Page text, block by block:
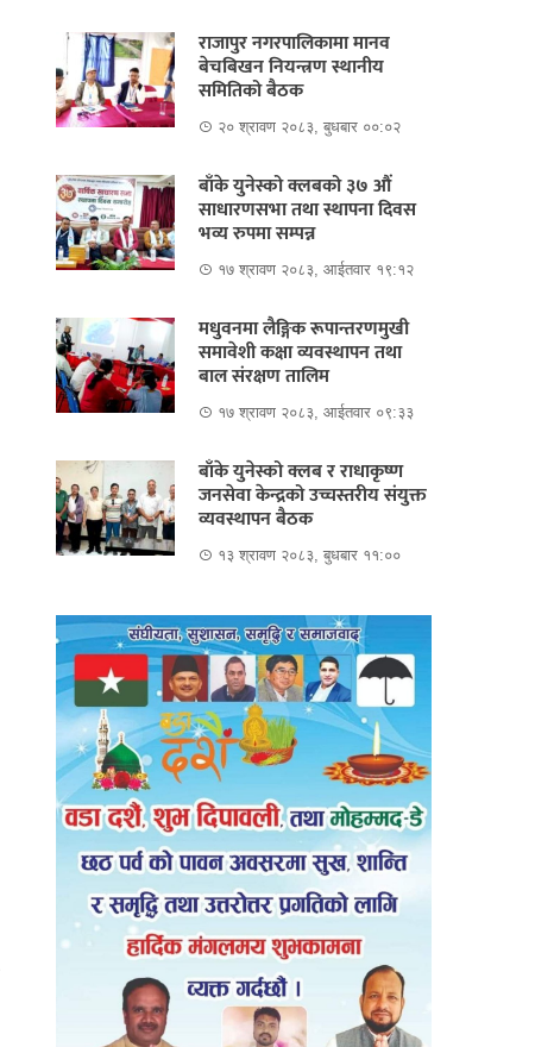
राजापुर नगरपालिकामा मानव
बेचबिखन नियन्त्रण स्थानीय
समितिको बैठक
२० श्रावण २०८३, बुधबार ००:०२
बाँके युनेस्को क्लबको ३७ औं
साधारणसभा तथा स्थापना दिवस
भव्य रुपमा सम्पन्न
१७ श्रावण २०८३, आईतवार १९:१२
मधुवनमा लैङ्गिक रूपान्तरणमुखी
समावेशी कक्षा व्यवस्थापन तथा
बाल संरक्षण तालिम
१७ श्रावण २०८३, आईतवार ०९:३३
बाँके युनेस्को क्लब र राधाकृष्ण
जनसेवा केन्द्रको उच्चस्तरीय संयुक्त
व्यवस्थापन बैठक
१३ श्रावण २०८३, बुधबार ११:००